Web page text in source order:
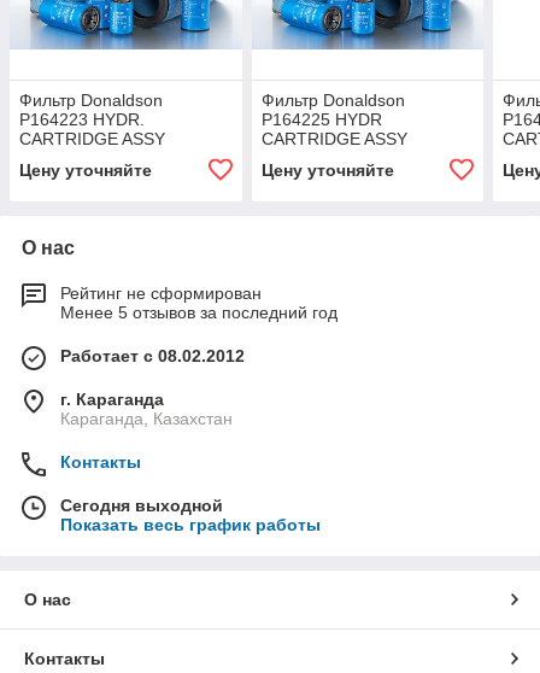
Фильтр Donaldson
P164223 HYDR.
CARTRIDGE ASSY
Цену уточняйте
Фильтр Donaldson
P164225 HYDR
CARTRIDGE ASSY
Цену уточняйте
О нас
Рейтинг не сформирован
Менее 5 отзывов за последний год
Работает с 08.02.2012
г. Караганда
Караганда, Казахстан
Контакты
Сегодня выходной
Показать весь график работы
О нас
Контакты